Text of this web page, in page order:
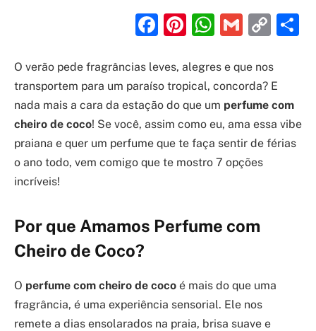
Facebook
Pinterest
Gmail
O verão pede fragrâncias leves, alegres e que nos
transportem para um paraíso tropical, concorda? E
nada mais a cara da estação do que um perfume com
cheiro de coco! Se você, assim como eu, ama essa vibe
praiana e quer um perfume que te faça sentir de férias
o ano todo, vem comigo que te mostro 7 opções
incríveis!
Por que Amamos Perfume com
Cheiro de Coco?
O perfume com cheiro de coco é mais do que uma
fragrância, é uma experiência sensorial. Ele nos
remete a dias ensolarados na praia, brisa suave e